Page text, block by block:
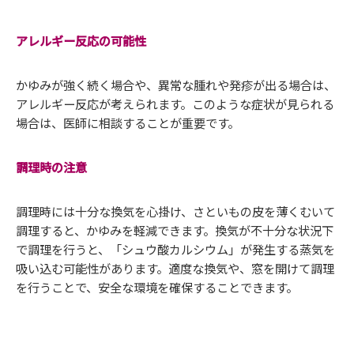
アレルギー反応の可能性
かゆみが強く続く場合や、異常な腫れや発疹が出る場合は、
アレルギー反応が考えられます。このような症状が見られる
場合は、医師に相談することが重要です。
調理時の注意
調理時には十分な換気を心掛け、さといもの皮を薄くむいて
調理すると、かゆみを軽減できます。換気が不十分な状況下
で調理を行うと、「シュウ酸カルシウム」が発生する蒸気を
吸い込む可能性があります。適度な換気や、窓を開けて調理
を行うことで、安全な環境を確保することできます。